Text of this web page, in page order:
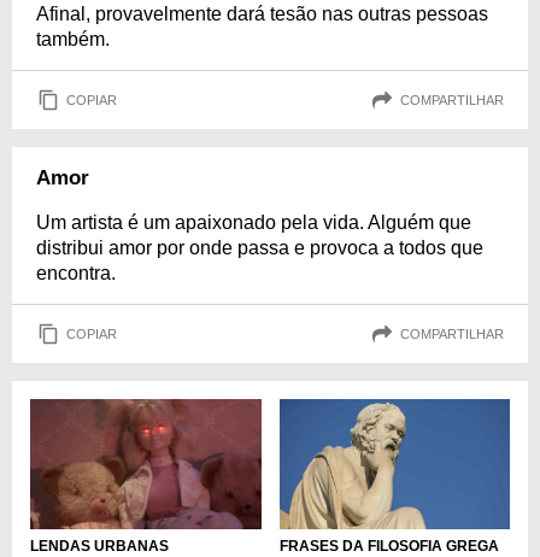
Afinal, provavelmente dará tesão nas outras pessoas
também.
COPIAR COMPARTILHAR
Amor
Um artista é um apaixonado pela vida. Alguém que
distribui amor por onde passa e provoca a todos que
encontra.
COPIAR COMPARTILHAR
LENDAS URBANAS
FRASES DA FILOSOFIA GREGA